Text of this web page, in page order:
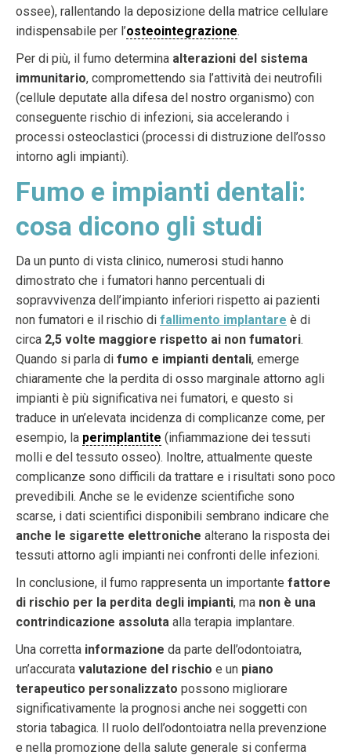
ossee), rallentando la deposizione della matrice cellulare
indispensabile per l’osteointegrazione.
Per di più, il fumo determina alterazioni del sistema
immunitario, compromettendo sia l’attività dei neutrofili
(cellule deputate alla difesa del nostro organismo) con
conseguente rischio di infezioni, sia accelerando i
processi osteoclastici (processi di distruzione dell’osso
intorno agli impianti).
Fumo e impianti dentali:
cosa dicono gli studi
Da un punto di vista clinico, numerosi studi hanno
dimostrato che i fumatori hanno percentuali di
sopravvivenza dell’impianto inferiori rispetto ai pazienti
non fumatori e il rischio di fallimento implantare è di
circa 2,5 volte maggiore rispetto ai non fumatori.
Quando si parla di fumo e impianti dentali, emerge
chiaramente che la perdita di osso marginale attorno agli
impianti è più significativa nei fumatori, e questo si
traduce in un’elevata incidenza di complicanze come, per
esempio, la perimplantite (infiammazione dei tessuti
molli e del tessuto osseo). Inoltre, attualmente queste
complicanze sono difficili da trattare e i risultati sono poco
prevedibili. Anche se le evidenze scientifiche sono
scarse, i dati scientifici disponibili sembrano indicare che
anche le sigarette elettroniche alterano la risposta dei
tessuti attorno agli impianti nei confronti delle infezioni.
In conclusione, il fumo rappresenta un importante fattore
di rischio per la perdita degli impianti, ma non è una
contrindicazione assoluta alla terapia implantare.
Una corretta informazione da parte dell’odontoiatra,
un’accurata valutazione del rischio e un piano
terapeutico personalizzato possono migliorare
significativamente la prognosi anche nei soggetti con
storia tabagica. Il ruolo dell’odontoiatra nella prevenzione
e nella promozione della salute generale si conferma